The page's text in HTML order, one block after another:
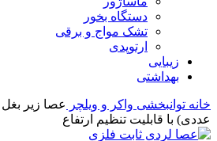
دستگاه بخور
تشک مواج و برقی
ارتوپدی
زیبایی
بهداشتی
خانه توانبخشی واکر و ویلچر
عصا زیر بغل
عددی) با قابلیت تنظیم ارتفاع